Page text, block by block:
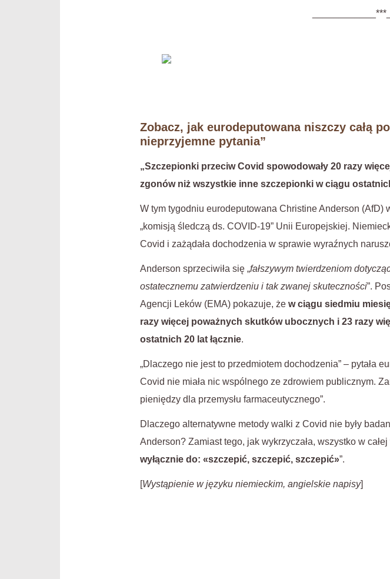
Zobacz, jak eurodeputowana niszczy całą
nieprzyjemne pytania”
„Szczepionki przeciw Covid spowodowały 20 razy
zgonów niż wszystkie inne szczepionki w ciągu
W tym tygodniu eurodeputowana Christine Anderson (AfD)
„komisją śledczą ds. COVID-19” Unii Europejskiej.
Covid i zażądała dochodzenia w sprawie wyraźnych
Anderson sprzeciwiła się „fałszywym twierdzeniom
ostatecznemu zatwierdzeniu i tak zwanej skuteczności”.
Agencji Leków (EMA) pokazuje, że w ciągu siedmiu
razy więcej poważnych skutków ubocznych i 23 razy
ostatnich 20 lat łącznie.
„Dlaczego nie jest to przedmiotem dochodzenia” – pytała
Covid nie miała nic wspólnego ze zdrowiem publicznym.
pieniędzy dla przemysłu farmaceutycznego”.
Dlaczego alternatywne metody walki z Covid nie były
Anderson? Zamiast tego, jak wykrzyczała, wszystko w
wyłącznie do: «szczepić, szczepić, szczepić»”.
[Wystąpienie w języku niemieckim, angielskie napisy]